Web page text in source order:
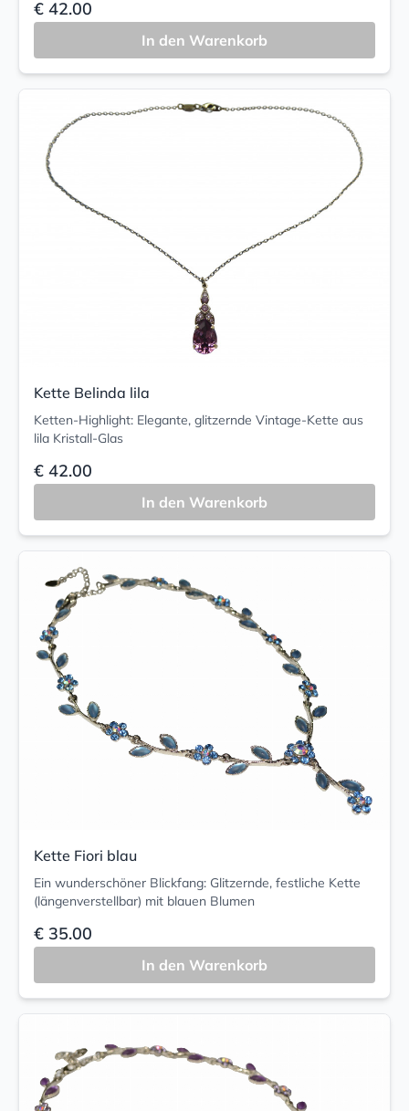
€ 42.00
In den Warenkorb
Kette Belinda lila
Ketten-Highlight: Elegante, glitzernde Vintage-Kette aus
lila Kristall-Glas
€ 42.00
In den Warenkorb
Kette Fiori blau
Ein wunderschöner Blickfang: Glitzernde, festliche Kette
(längenverstellbar) mit blauen Blumen
€ 35.00
In den Warenkorb